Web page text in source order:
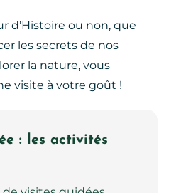
d’Histoire ou non, que
les secrets de nos
la nature, vous
visite à votre goût !
: les activités